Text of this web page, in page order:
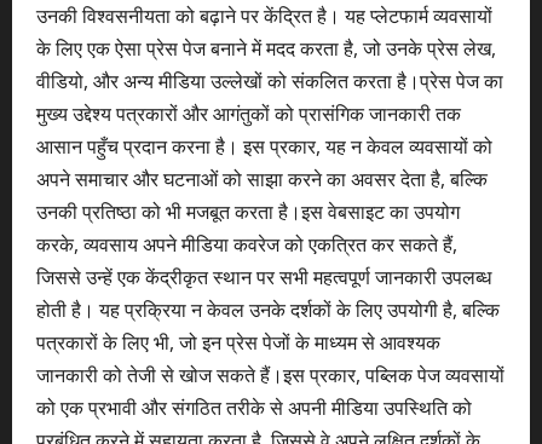
उनकी विश्वसनीयता को बढ़ाने पर केंद्रित है। यह प्लेटफार्म व्यवसायों
के लिए एक ऐसा प्रेस पेज बनाने में मदद करता है, जो उनके प्रेस लेख,
वीडियो, और अन्य मीडिया उल्लेखों को संकलित करता है।प्रेस पेज का
मुख्य उद्देश्य पत्रकारों और आगंतुकों को प्रासंगिक जानकारी तक
आसान पहुँच प्रदान करना है। इस प्रकार, यह न केवल व्यवसायों को
अपने समाचार और घटनाओं को साझा करने का अवसर देता है, बल्कि
उनकी प्रतिष्ठा को भी मजबूत करता है।इस वेबसाइट का उपयोग
करके, व्यवसाय अपने मीडिया कवरेज को एकत्रित कर सकते हैं,
जिससे उन्हें एक केंद्रीकृत स्थान पर सभी महत्वपूर्ण जानकारी उपलब्ध
होती है। यह प्रक्रिया न केवल उनके दर्शकों के लिए उपयोगी है, बल्कि
पत्रकारों के लिए भी, जो इन प्रेस पेजों के माध्यम से आवश्यक
जानकारी को तेजी से खोज सकते हैं।इस प्रकार, पब्लिक पेज व्यवसायों
को एक प्रभावी और संगठित तरीके से अपनी मीडिया उपस्थिति को